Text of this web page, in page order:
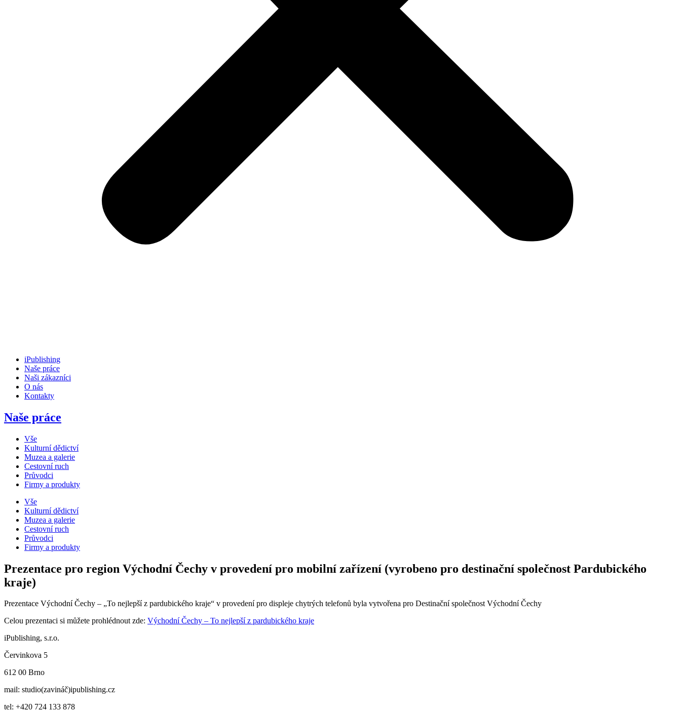
iPublishing
Naše práce
Naši zákazníci
O nás
Kontakty
Naše práce
Vše
Kulturní dědictví
Muzea a galerie
Cestovní ruch
Průvodci
Firmy a produkty
Vše
Kulturní dědictví
Muzea a galerie
Cestovní ruch
Průvodci
Firmy a produkty
Prezentace pro region Východní Čechy v provedení pro mobilní zařízení (vyrobeno pro destinační společnost Pardubického
kraje)
Prezentace Východní Čechy – „To nejlepší z pardubického kraje“ v provedení pro displeje chytrých telefonů byla vytvořena pro Destinační společnost Východní Čechy
Celou prezentaci si můžete prohlédnout zde: Východní Čechy – To nejlepší z pardubického kraje
iPublishing, s.r.o.
Červinkova 5
612 00 Brno
mail: studio(zavináč)ipublishing.cz
tel: +420 724 133 878